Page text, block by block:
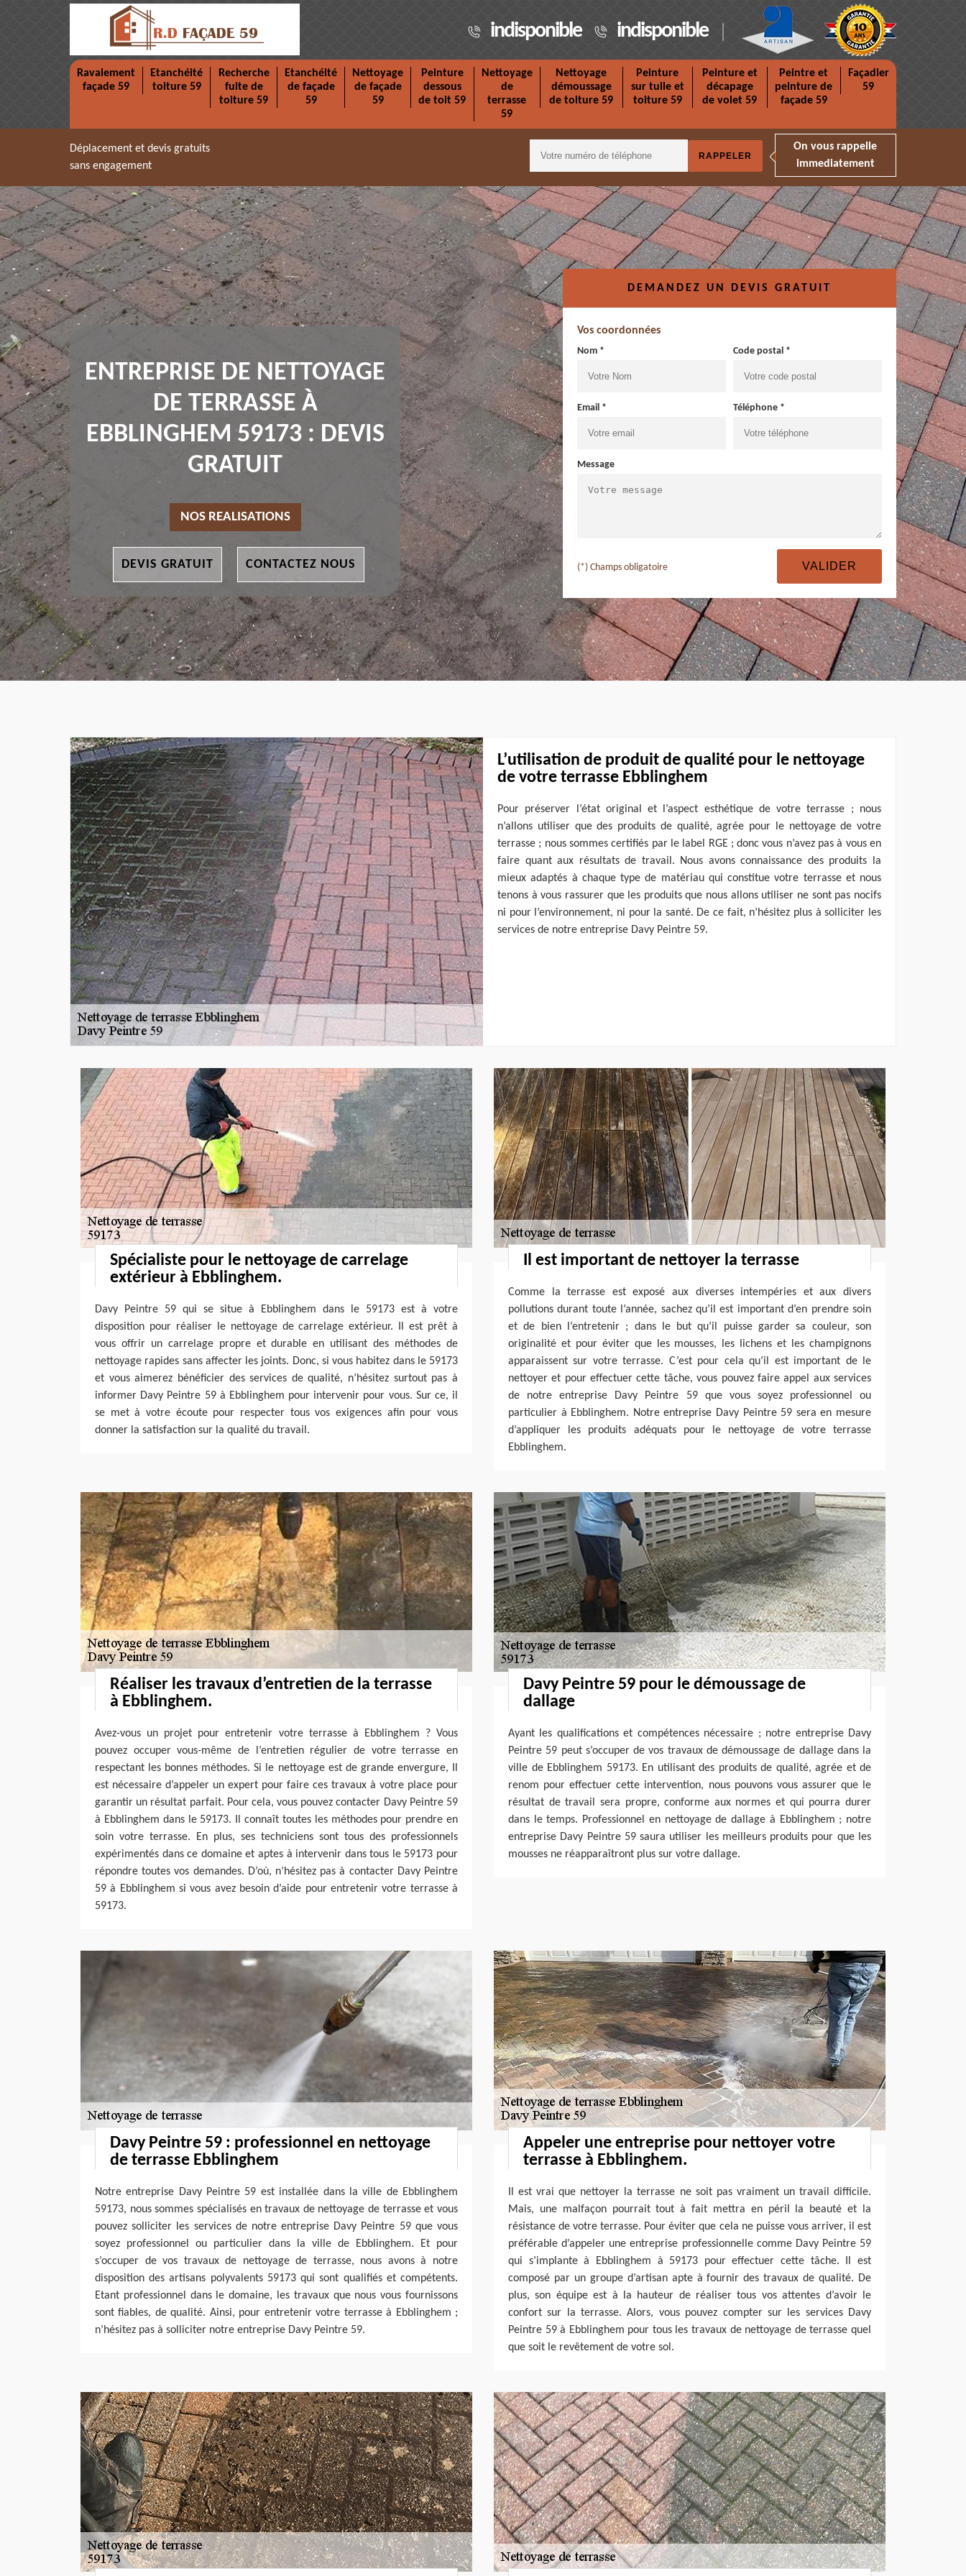
indisponible indisponible
Ravalement
façade 59
Etanchéité
toiture 59
Recherche
fuite de
toiture 59
Etanchéité
de façade
59
Nettoyage
de façade
59
Peinture
dessous
de toit 59
Nettoyage
de
terrasse
59
Nettoyage
démoussage
de toiture 59
Peinture
sur tuile et
toiture 59
Peinture et
décapage
de volet 59
Peintre et
peinture de
façade 59
Façadier
59
Déplacement et devis gratuits
sans engagement
On vous rappelle
immediatement
ENTREPRISE DE NETTOYAGE
DE TERRASSE À
EBBLINGHEM 59173 : DEVIS
GRATUIT
NOS REALISATIONS
DEVIS GRATUIT CONTACTEZ NOUS
DEMANDEZ UN DEVIS GRATUIT
Vos coordonnées
Nom * Code postal *
Email * Téléphone *
Message
(*) Champs obligatoire
L’utilisation de produit de qualité pour le nettoyage
de votre terrasse Ebblinghem
Pour préserver l’état original et l’aspect esthétique de votre terrasse ; nous
n’allons utiliser que des produits de qualité, agrée pour le nettoyage de votre
terrasse ; nous sommes certifiés par le label RGE ; donc vous n’avez pas à vous en
faire quant aux résultats de travail. Nous avons connaissance des produits la
mieux adaptés à chaque type de matériau qui constitue votre terrasse et nous
tenons à vous rassurer que les produits que nous allons utiliser ne sont pas nocifs
ni pour l’environnement, ni pour la santé. De ce fait, n’hésitez plus à solliciter les
services de notre entreprise Davy Peintre 59.
Spécialiste pour le nettoyage de carrelage
extérieur à Ebblinghem.
Davy Peintre 59 qui se situe à Ebblinghem dans le 59173 est à votre
disposition pour réaliser le nettoyage de carrelage extérieur. Il est prêt à
vous offrir un carrelage propre et durable en utilisant des méthodes de
nettoyage rapides sans affecter les joints. Donc, si vous habitez dans le 59173
et vous aimerez bénéficier des services de qualité, n’hésitez surtout pas à
informer Davy Peintre 59 à Ebblinghem pour intervenir pour vous. Sur ce, il
se met à votre écoute pour respecter tous vos exigences afin pour vous
donner la satisfaction sur la qualité du travail.
Il est important de nettoyer la terrasse
Comme la terrasse est exposé aux diverses intempéries et aux divers
pollutions durant toute l’année, sachez qu’il est important d’en prendre soin
et de bien l’entretenir ; dans le but qu’il puisse garder sa couleur, son
originalité et pour éviter que les mousses, les lichens et les champignons
apparaissent sur votre terrasse. C’est pour cela qu’il est important de le
nettoyer et pour effectuer cette tâche, vous pouvez faire appel aux services
de notre entreprise Davy Peintre 59 que vous soyez professionnel ou
particulier à Ebblinghem. Notre entreprise Davy Peintre 59 sera en mesure
d’appliquer les produits adéquats pour le nettoyage de votre terrasse
Ebblinghem.
Réaliser les travaux d’entretien de la terrasse
à Ebblinghem.
Avez-vous un projet pour entretenir votre terrasse à Ebblinghem ? Vous
pouvez occuper vous-même de l’entretien régulier de votre terrasse en
respectant les bonnes méthodes. Si le nettoyage est de grande envergure, Il
est nécessaire d’appeler un expert pour faire ces travaux à votre place pour
garantir un résultat parfait. Pour cela, vous pouvez contacter Davy Peintre 59
à Ebblinghem dans le 59173. Il connaît toutes les méthodes pour prendre en
soin votre terrasse. En plus, ses techniciens sont tous des professionnels
expérimentés dans ce domaine et aptes à intervenir dans tous le 59173 pour
répondre toutes vos demandes. D’où, n’hésitez pas à contacter Davy Peintre
59 à Ebblinghem si vous avez besoin d’aide pour entretenir votre terrasse à
59173.
Davy Peintre 59 pour le démoussage de
dallage
Ayant les qualifications et compétences nécessaire ; notre entreprise Davy
Peintre 59 peut s’occuper de vos travaux de démoussage de dallage dans la
ville de Ebblinghem 59173. En utilisant des produits de qualité, agrée et de
renom pour effectuer cette intervention, nous pouvons vous assurer que le
résultat de travail sera propre, conforme aux normes et qui pourra durer
dans le temps. Professionnel en nettoyage de dallage à Ebblinghem ; notre
entreprise Davy Peintre 59 saura utiliser les meilleurs produits pour que les
mousses ne réapparaîtront plus sur votre dallage.
Davy Peintre 59 : professionnel en nettoyage
de terrasse Ebblinghem
Notre entreprise Davy Peintre 59 est installée dans la ville de Ebblinghem
59173, nous sommes spécialisés en travaux de nettoyage de terrasse et vous
pouvez solliciter les services de notre entreprise Davy Peintre 59 que vous
soyez professionnel ou particulier dans la ville de Ebblinghem. Et pour
s’occuper de vos travaux de nettoyage de terrasse, nous avons à notre
disposition des artisans polyvalents 59173 qui sont qualifiés et compétents.
Etant professionnel dans le domaine, les travaux que nous vous fournissons
sont fiables, de qualité. Ainsi, pour entretenir votre terrasse à Ebblinghem ;
n’hésitez pas à solliciter notre entreprise Davy Peintre 59.
Appeler une entreprise pour nettoyer votre
terrasse à Ebblinghem.
Il est vrai que nettoyer la terrasse ne soit pas vraiment un travail difficile.
Mais, une malfaçon pourrait tout à fait mettra en péril la beauté et la
résistance de votre terrasse. Pour éviter que cela ne puisse vous arriver, il est
préférable d’appeler une entreprise professionnelle comme Davy Peintre 59
qui s’implante à Ebblinghem à 59173 pour effectuer cette tâche. Il est
composé par un groupe d’artisan apte à fournir des travaux de qualité. De
plus, son équipe est à la hauteur de réaliser tous vos attentes d’avoir le
confort sur la terrasse. Alors, vous pouvez compter sur les services Davy
Peintre 59 à Ebblinghem pour tous les travaux de nettoyage de terrasse quel
que soit le revêtement de votre sol.